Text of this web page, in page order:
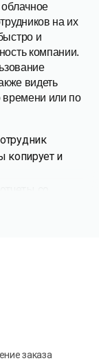
на их
и
компании.
видеть
времени или по
копирует и
со
актуальны
заказа